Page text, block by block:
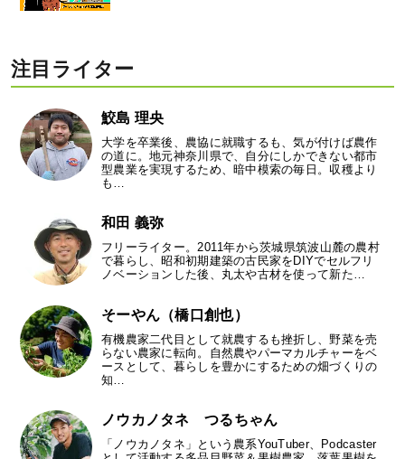
注目ライター
鮫島 理央
大学を卒業後、農協に就職するも、気が付けば農作
の道に。地元神奈川県で、自分にしかできない都市
型農業を実現するため、暗中模索の毎日。収穫より
も…
和田 義弥
フリーライター。2011年から茨城県筑波山麓の農村
で暮らし、昭和初期建築の古民家をDIYでセルフリ
ノベーションした後、丸太や古材を使って新た…
そーやん（橋口創也）
有機農家二代目として就農するも挫折し、野菜を売
らない農家に転向。自然農やパーマカルチャーをベ
ースとして、暮らしを豊かにするための畑づくりの
知…
ノウカノタネ つるちゃん
「ノウカノタネ」という農系YouTuber、Podcaster